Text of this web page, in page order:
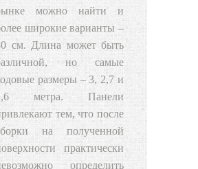
можно найти и
широкие варианты –
см. Длина может быть
но самые
размеры – 3, 2,7 и
метра. Панели
тем, что после
на полученной
практически
определить